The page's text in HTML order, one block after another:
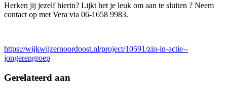
Herken jij jezelf hierin? Lijkt het je leuk om aan te sluiten ? Neem
contact op met Vera via 06-1658 9983.
https://wijkwijzernoordoost.nl/project/10591/zin-in-actie--
jongerengroep
Gerelateerd aan